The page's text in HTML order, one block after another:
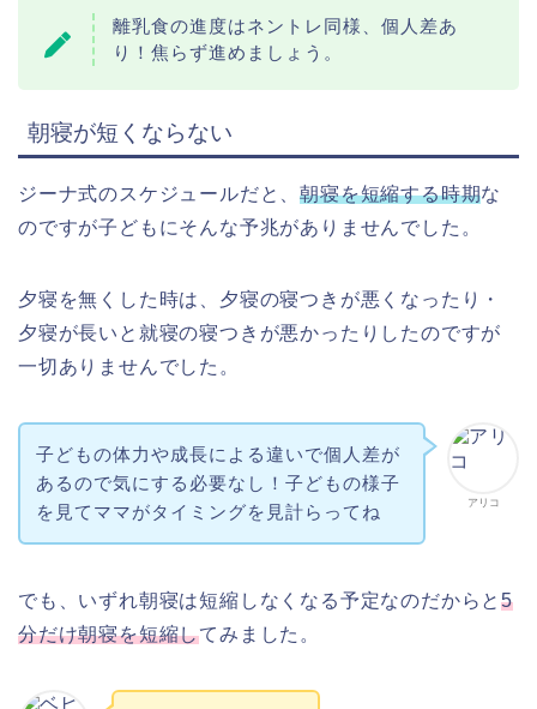
離乳食の進度はネントレ同様、個人差あ
り！焦らず進めましょう。
朝寝が短くならない
ジーナ式のスケジュールだと、朝寝を短縮する時期な
のですが子どもにそんな予兆がありませんでした。
夕寝を無くした時は、夕寝の寝つきが悪くなったり・
夕寝が長いと就寝の寝つきが悪かったりしたのですが
一切ありませんでした。
アリコ
子どもの体力や成長による違いで個人差が
あるので気にする必要なし！子どもの様子
を見てママがタイミングを見計らってね
でも、いずれ朝寝は短縮しなくなる予定なのだからと5
分だけ朝寝を短縮してみました。